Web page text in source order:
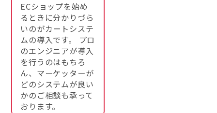
ECショップを始め
るときに分かりづら
いのがカートシステ
ムの導入です。 プロ
のエンジニアが導入
を行うのはもちろ
ん、マーケッターが
どのシステムが良い
かのご相談も承って
おります。